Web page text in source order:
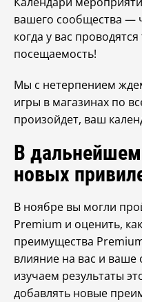
вашего сообщества —
когда у вас
посещаемость!
Мы с нетерпением
игры в магазинах по
произойдет, ваш
В
новых
В ноябре вы могли
Premium и оценить,
преимущества
влияние на вас и
изучаем результаты
добавлять новые